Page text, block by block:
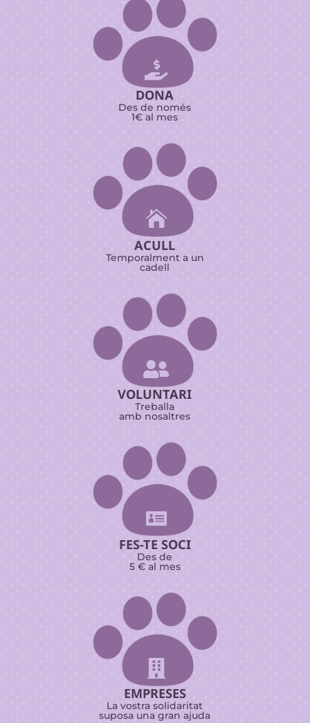

DONA
Des de només
1€ al mes

ACULL
Temporalment a un
cadell

VOLUNTARI
Treballa
amb nosaltres

FES-TE SOCI
Des de
5 € al mes

EMPRESES
La vostra solidaritat
suposa una gran ajuda